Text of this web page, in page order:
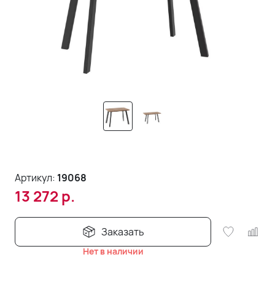
Артикул: 19068
13 272р.
Заказать
Нет в наличии